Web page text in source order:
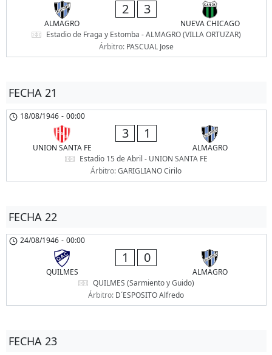
ALMAGRO
2 3
NUEVA CHICAGO
Estadio de Fraga y Estomba - ALMAGRO (VILLA ORTUZAR)
Árbitro: PASCUAL Jose
FECHA 21
18/08/1946 - 00:00
UNION SANTA FE
3 1
ALMAGRO
Estadio 15 de Abril - UNION SANTA FE
Árbitro:GARIGLIANO Cirilo
FECHA 22
24/08/1946 - 00:00
QUILMES
1 0
ALMAGRO
QUILMES (Sarmiento y Guido)
Árbitro: D´ESPOSITO Alfredo
FECHA 23